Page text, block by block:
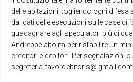
delle abitazioni, togliendo ogni difesa
dai dati delle esecuzioni sulle case di
guadagnare agli speculatori più di
Andrebbe abolita per ristabilire un
creditori e debitori. Per segnalazioni o
segreteria.favordebitoris@ gmail.com.